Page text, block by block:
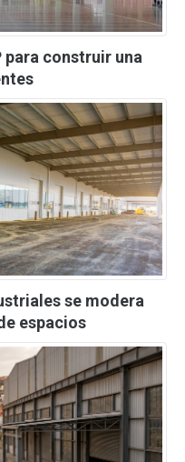
para construir una
se modera
espacios